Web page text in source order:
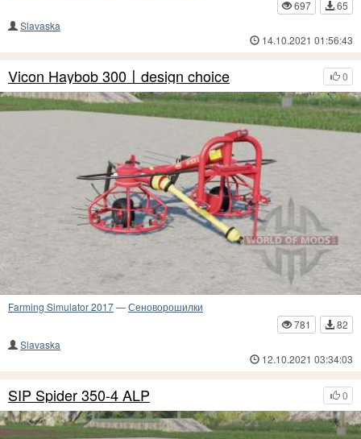
697
65
Slavaska
14.10.2021 01:56:43
0
Vicon Haybob 300〡design choice
Farming Simulator 2017—Сеноворошилки
781
82
Slavaska
12.10.2021 03:34:03
0
SIP Spider 350-4 ALP